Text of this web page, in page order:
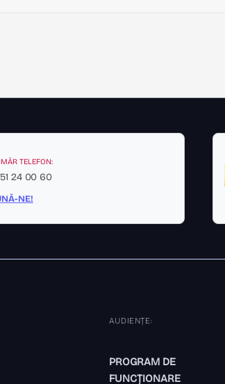
TELEFON:
24 00 60
NE!
AUDIENȚE:
PROGRAM DE
FUNCȚIONARE